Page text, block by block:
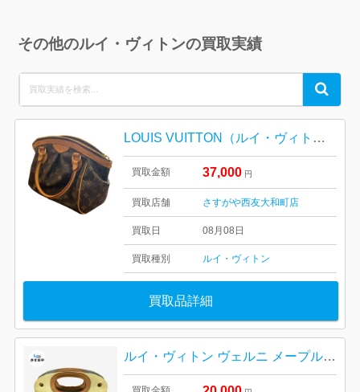
その他のルイ・ヴィトンの買取実績
Search
for:
Search
LOUIS VUITTON（ルイ・ヴィトン）ティヴォリ
買取金額 37,000 円
買取店舗 さすがや西友大和町店
買取日 08月08日
買取種別 ルイ・ヴィトン
買取品詳細
ルイ・ヴィトン ヴェルニ メープルドライブ